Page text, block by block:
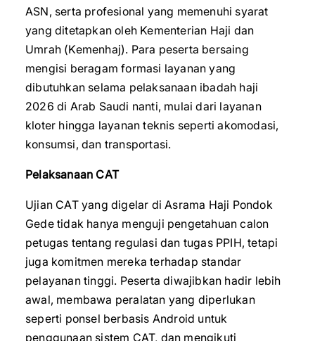
ASN, serta profesional yang memenuhi syarat
yang ditetapkan oleh Kementerian Haji dan
Umrah (Kemenhaj). Para peserta bersaing
mengisi beragam formasi layanan yang
dibutuhkan selama pelaksanaan ibadah haji
2026 di Arab Saudi nanti, mulai dari layanan
kloter hingga layanan teknis seperti akomodasi,
konsumsi, dan transportasi.
Pelaksanaan CAT
Ujian CAT yang digelar di Asrama Haji Pondok
Gede tidak hanya menguji pengetahuan calon
petugas tentang regulasi dan tugas PPIH, tetapi
juga komitmen mereka terhadap standar
pelayanan tinggi. Peserta diwajibkan hadir lebih
awal, membawa peralatan yang diperlukan
seperti ponsel berbasis Android untuk
penggunaan sistem CAT, dan mengikuti